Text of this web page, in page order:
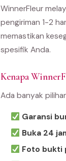
WinnerFleur
pengiriman 1-2
memastikan
spesifik Anda.
Kenapa
Ada banyak
Garansi
Buka 24
Foto bukti